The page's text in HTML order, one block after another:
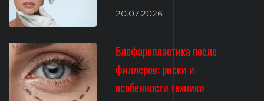
20.07.2026
Блефаропластика после
филлеров: риски и
особенности техники